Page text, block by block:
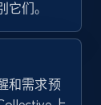
Initial
始
们。
和需求预